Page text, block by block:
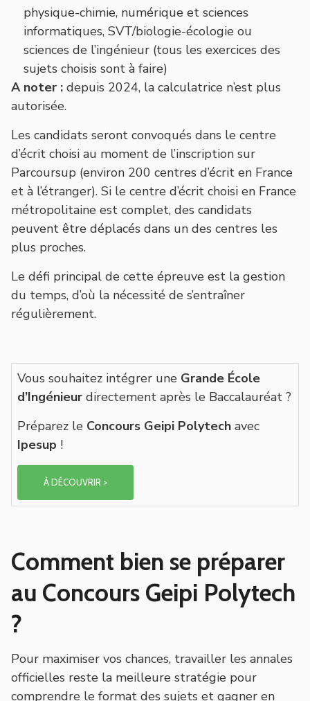
physique-chimie, numérique et sciences
informatiques, SVT/biologie-écologie ou
sciences de l’ingénieur (tous les exercices des
sujets choisis sont à faire)
A noter : depuis 2024, la calculatrice n’est plus
autorisée.
Les candidats seront convoqués dans le centre
d’écrit choisi au moment de l’inscription sur
Parcoursup (environ 200 centres d’écrit en France
et à l’étranger). Si le centre d’écrit choisi en France
métropolitaine est complet, des candidats
peuvent être déplacés dans un des centres les
plus proches.
Le défi principal de cette épreuve est la gestion
du temps, d’où la nécessité de s’entraîner
régulièrement.
Vous souhaitez intégrer une Grande École
d’Ingénieur directement après le Baccalauréat ?
Préparez le Concours Geipi Polytech avec
Ipesup !
À DÉCOUVRIR >
Comment bien se préparer
au Concours Geipi Polytech
?
Pour maximiser vos chances, travailler les annales
officielles reste la meilleure stratégie pour
comprendre le format des sujets et gagner en